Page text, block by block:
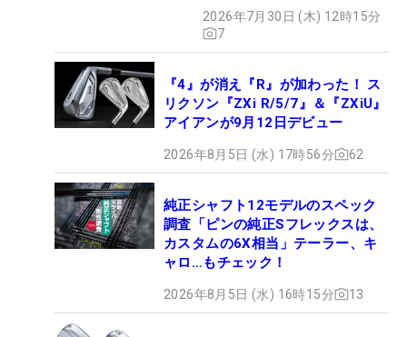
2026年7月30日 (木) 12時15分
7
『4』が消え『R』が加わった！ ス
リクソン『ZXi R/5/7』＆『ZXiU』
アイアンが9月12日デビュー
2026年8月5日 (水) 17時56分 62
純正シャフト12モデルのスペック
調査「ピンの純正Sフレックスは、
カスタムの6X相当」テーラー、キ
ャロ…もチェック！
2026年8月5日 (水) 16時15分 13